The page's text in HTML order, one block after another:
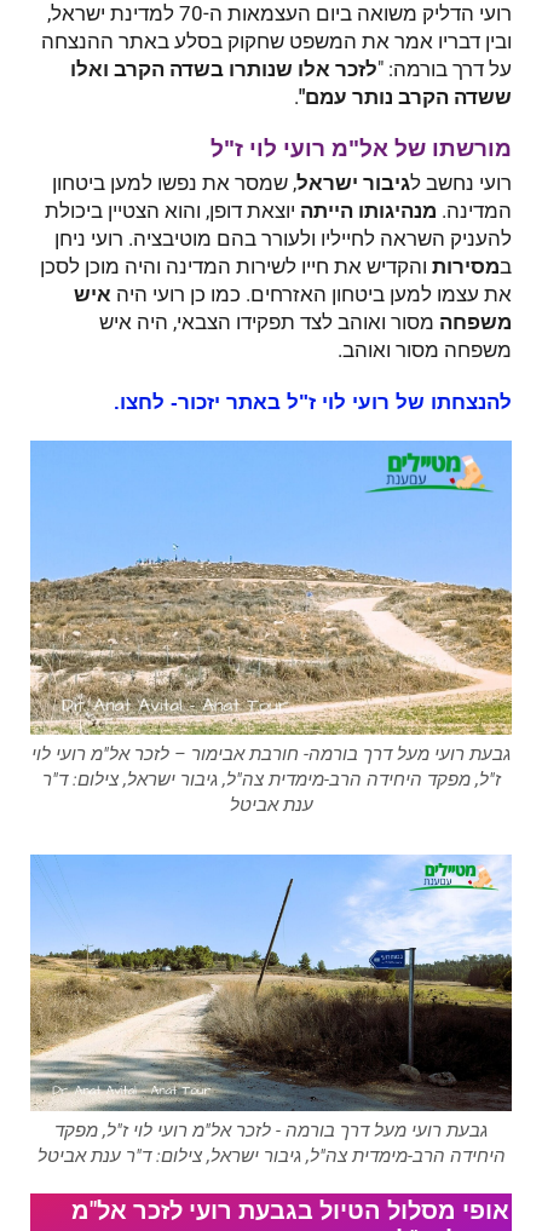
רועי הדליק משואה ביום העצמאות ה-70 למדינת ישראל,
ובין דבריו אמר את המשפט שחקוק בסלע באתר ההנצחה
על דרך בורמה: "לזכר אלו שנותרו בשדה הקרב ואלו
ששדה הקרב נותר עמם".
מורשתו של אל"מ רועי לוי ז"ל
רועי נחשב לגיבור ישראל, שמסר את נפשו למען ביטחון
המדינה. מנהיגותו הייתה יוצאת דופן, והוא הצטיין ביכולת
להעניק השראה לחייליו ולעורר בהם מוטיבציה. רועי ניחן
במסירות והקדיש את חייו לשירות המדינה והיה מוכן לסכן
את עצמו למען ביטחון האזרחים. כמו כן רועי היה איש
משפחה מסור ואוהב לצד תפקידו הצבאי, היה איש
משפחה מסור ואוהב.
להנצחתו של רועי לוי ז"ל באתר יזכור- לחצו.
גבעת רועי מעל דרך בורמה- חורבת אבימור – לזכר אל"מ רועי לוי
ז"ל, מפקד היחידה הרב-מימדית צה"ל, גיבור ישראל, צילום: ד"ר
ענת אביטל
גבעת רועי מעל דרך בורמה - לזכר אל"מ רועי לוי ז"ל, מפקד
היחידה הרב-מימדית צה"ל, גיבור ישראל, צילום: ד"ר ענת אביטל
אופי מסלול הטיול בגבעת רועי לזכר אל"מ